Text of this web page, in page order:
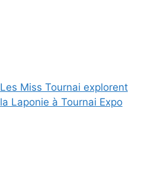
Les Miss Tournai explorent
la Laponie à Tournai Expo